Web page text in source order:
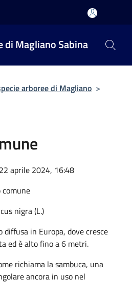
di Magliano Sabina
arboree di Magliano >
aprile 2024, 16:48
comune
nigra (L.)
in Europa, dove cresce
ed è alto fino a 6 metri.
richiama la sambuca, una
ancora in uso nel